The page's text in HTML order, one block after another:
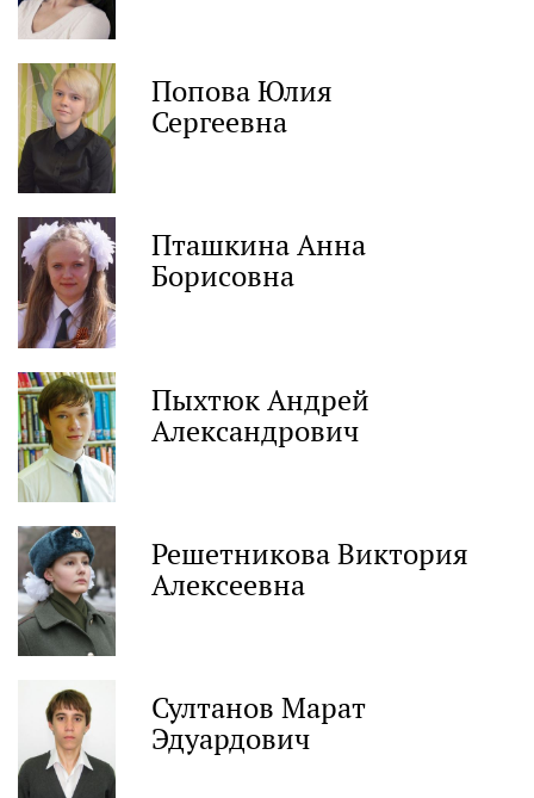
Попова Юлия
Сергеевна
Пташкина Анна
Борисовна
Пыхтюк Андрей
Александрович
Решетникова Виктория
Алексеевна
Султанов Марат
Эдуардович